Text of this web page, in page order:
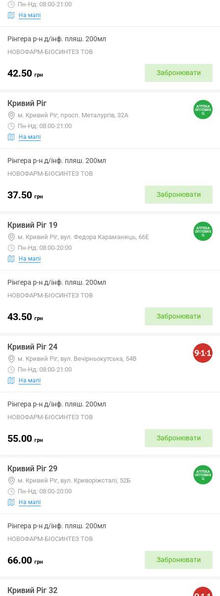
Пн-Нд: 08:00-21:00
На мапі
Рінгера р-н д/інф. пляш. 200мл
НОВОФАРМ-БІОСИНТЕЗ ТОВ
42.50 грн Забронювати
Кривий Ріг
м. Кривий Ріг, просп. Металургів, 32А
Пн-Нд: 08:00-21:00
На мапі
Рінгера р-н д/інф. пляш. 200мл
НОВОФАРМ-БІОСИНТЕЗ ТОВ
37.50 грн Забронювати
Кривий Ріг 19
м. Кривий Ріг, вул. Федора Караманиць, 66Е
Пн-Нд: 08:00-20:00
На мапі
Рінгера р-н д/інф. пляш. 200мл
НОВОФАРМ-БІОСИНТЕЗ ТОВ
43.50 грн Забронювати
Кривий Ріг 24
м. Кривий Ріг, вул. Вечірньокутська, 54В
Пн-Нд: 08:00-21:00
На мапі
Рінгера р-н д/інф. пляш. 200мл
НОВОФАРМ-БІОСИНТЕЗ ТОВ
55.00 грн Забронювати
Кривий Ріг 29
м. Кривий Ріг, вул. Криворіжсталі, 52Б
Пн-Нд: 08:00-20:00
На мапі
Рінгера р-н д/інф. пляш. 200мл
НОВОФАРМ-БІОСИНТЕЗ ТОВ
66.00 грн Забронювати
Кривий Ріг 32